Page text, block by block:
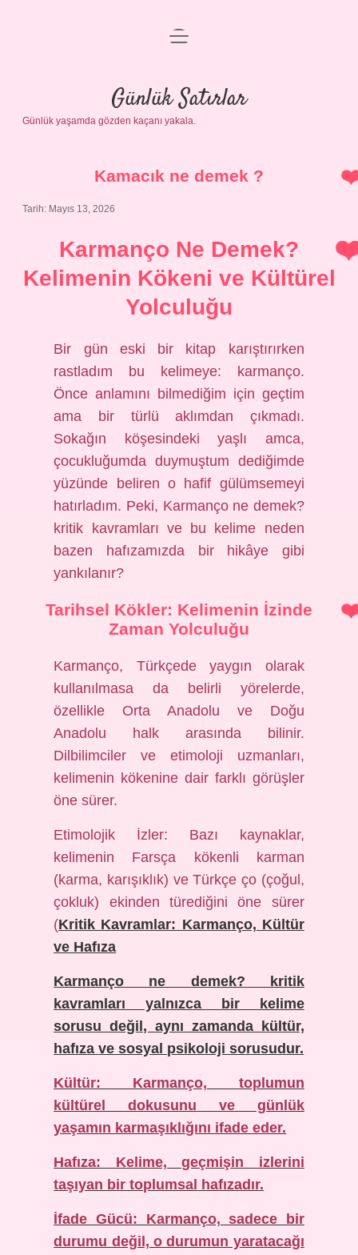
Anasayfa
Gizlilik Politikası
Yasal Uyarı
menüyü
Günlük Satırlar
Günlük yaşamda gözden kaçanı yakala.
Kamacık ne demek ?
Tarih: Mayıs 13, 2026
Karmanço Ne Demek?
Kelimenin Kökeni ve Kültürel
Yolculuğu
Bir gün eski bir kitap karıştırırken
rastladım bu kelimeye: karmanço.
Önce anlamını bilmediğim için geçtim
ama bir türlü aklımdan çıkmadı.
Sokağın köşesindeki yaşlı amca,
çocukluğumda duymuştum dediğimde
yüzünde beliren o hafif gülümsemeyi
hatırladım. Peki, Karmanço ne demek?
kritik kavramları ve bu kelime neden
bazen hafızamızda bir hikâye gibi
yankılanır?
Tarihsel Kökler: Kelimenin İzinde
Zaman Yolculuğu
Karmanço, Türkçede yaygın olarak
kullanılmasa da belirli yörelerde,
özellikle Orta Anadolu ve Doğu
Anadolu halk arasında bilinir.
Dilbilimciler ve etimoloji uzmanları,
kelimenin kökenine dair farklı görüşler
öne sürer.
Etimolojik İzler: Bazı kaynaklar,
kelimenin Farsça kökenli karman
(karma, karışıklık) ve Türkçe ço (çoğul,
çokluk) ekinden türediğini öne sürer
(Kritik Kavramlar: Karmanço, Kültür
ve Hafıza
Karmanço ne demek? kritik
kavramları yalnızca bir kelime
sorusu değil, aynı zamanda kültür,
hafıza ve sosyal psikoloji sorusudur.
Kültür: Karmanço, toplumun
kültürel dokusunu ve günlük
yaşamın karmaşıklığını ifade eder.
Hafıza: Kelime, geçmişin izlerini
taşıyan bir toplumsal hafızadır.
İfade Gücü: Karmanço, sadece bir
durumu değil, o durumun yaratacağı